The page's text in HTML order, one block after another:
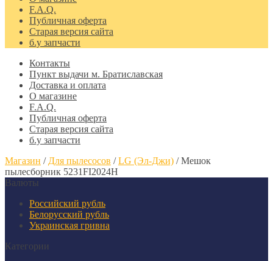
F.A.Q.
Публичная оферта
Старая версия сайта
б.у запчасти
Контакты
Пункт выдачи м. Братиславская
Доставка и оплата
О магазине
F.A.Q.
Публичная оферта
Старая версия сайта
б.у запчасти
Магазин / Для пылесосов /LG (Эл-Джи) /Мешок
пылесборник 5231FI2024H
Валюты
Российский рубль
Белорусский рубль
Украинская гривна
Категории